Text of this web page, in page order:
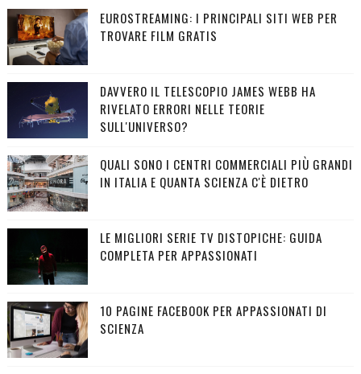
EUROSTREAMING: I PRINCIPALI SITI WEB PER
TROVARE FILM GRATIS
DAVVERO IL TELESCOPIO JAMES WEBB HA
RIVELATO ERRORI NELLE TEORIE
SULL'UNIVERSO?
QUALI SONO I CENTRI COMMERCIALI PIÙ GRANDI
IN ITALIA E QUANTA SCIENZA C'È DIETRO
LE MIGLIORI SERIE TV DISTOPICHE: GUIDA
COMPLETA PER APPASSIONATI
10 PAGINE FACEBOOK PER APPASSIONATI DI
SCIENZA